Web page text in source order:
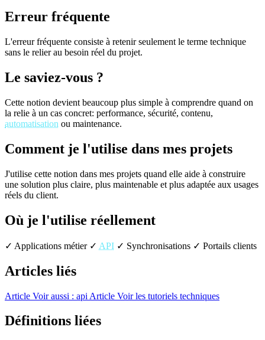
Erreur fréquente
L'erreur fréquente consiste à retenir seulement le terme technique
sans le relier au besoin réel du projet.
Le saviez-vous ?
Cette notion devient beaucoup plus simple à comprendre quand on
la relie à un cas concret: performance, sécurité, contenu,
automatisation ou maintenance.
Comment je l'utilise dans mes projets
J'utilise cette notion dans mes projets quand elle aide à construire
une solution plus claire, plus maintenable et plus adaptée aux usages
réels du client.
Où je l'utilise réellement
✓ Applications métier ✓ API ✓ Synchronisations ✓ Portails clients
Articles liés
Article Voir aussi : api Article Voir les tutoriels techniques
Définitions liées